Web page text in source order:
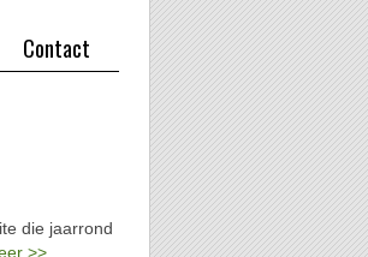
Contact
die jaarrond
>>